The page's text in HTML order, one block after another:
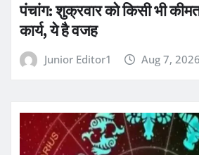
पंचांग: शुक्रवार को किसी भी
कार्य, ये है वजह
Junior Editor1 Aug 7, 2026